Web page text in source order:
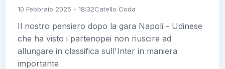
10 Febbraio 2025 - 18:32Catello Coda
Il nostro pensiero dopo la gara Napoli - Udinese
che ha visto i partenopei non riuscire ad
allungare in classifica sull'Inter in maniera
importante